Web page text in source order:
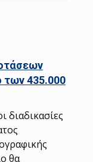
των 435.000
διαδικασίες
θα